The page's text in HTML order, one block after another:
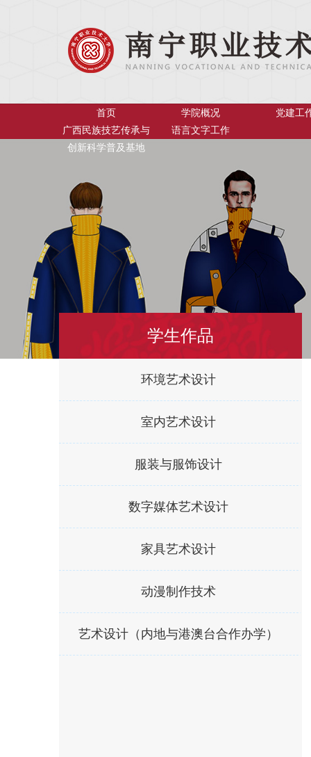
首页 学院概况
党建工
广西民族技艺传承与
创新科学普及基地
语言文字工作
学生作品
环境艺术设计
室内艺术设计
服装与服饰设计
数字媒体艺术设计
家具艺术设计
动漫制作技术
艺术设计（内地与港澳台合作办学）